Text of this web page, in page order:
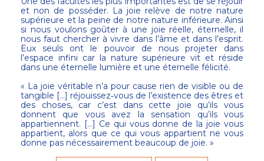
et non de posséder. La joie relève de notre nature
supérieure et la peine de notre nature inférieure. Ainsi
si nous voulons goûter à une joie réelle, éternelle, il
nous faut chercher à vivre dans l’âme et dans l’esprit.
Eux seuls ont le pouvoir de nous projeter dans
l’espace infini car la nature supérieure vit et réside
dans une éternelle lumière et une éternelle félicité.
« La joie véritable n’a pour cause rien de visible ou de
tangible […] réjouissez‑vous de l’existence des êtres et
des choses, car c’est dans cette joie qu’ils vous
donnent que vous avez la sensation qu’ils vous
appartiennent. […] Ce qui vous donne de la joie vous
appartient, alors que ce qui vous appartient ne vous
donne pas nécessairement beaucoup de joie. »